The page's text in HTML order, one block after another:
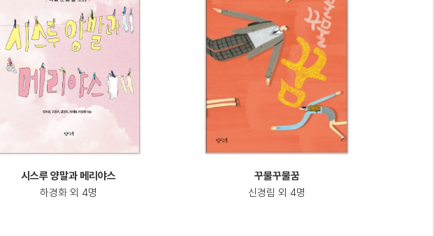
시스루 양말과 메리야스
하경화 외 4명
꾸물꾸물꿈
신경림 외 4명